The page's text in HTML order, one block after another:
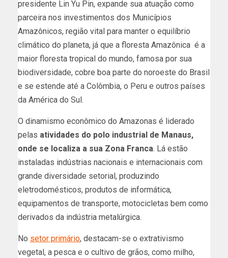
presidente Lin Yu Pin, expande sua atuação como
parceira nos investimentos dos Municípios
Amazônicos, região vital para manter o equilíbrio
climático do planeta, já que a floresta Amazônica é a
maior floresta tropical do mundo, famosa por sua
biodiversidade, cobre boa parte do noroeste do Brasil
e se estende até a Colômbia, o Peru e outros países
da América do Sul.
O dinamismo econômico do Amazonas é liderado
pelas atividades do polo industrial de Manaus,
onde se localiza a sua Zona Franca. Lá estão
instaladas indústrias nacionais e internacionais com
grande diversidade setorial, produzindo
eletrodomésticos, produtos de informática,
equipamentos de transporte, motocicletas bem como
derivados da indústria metalúrgica.
No setor primário, destacam-se o extrativismo
vegetal, a pesca e o cultivo de grãos, como milho,